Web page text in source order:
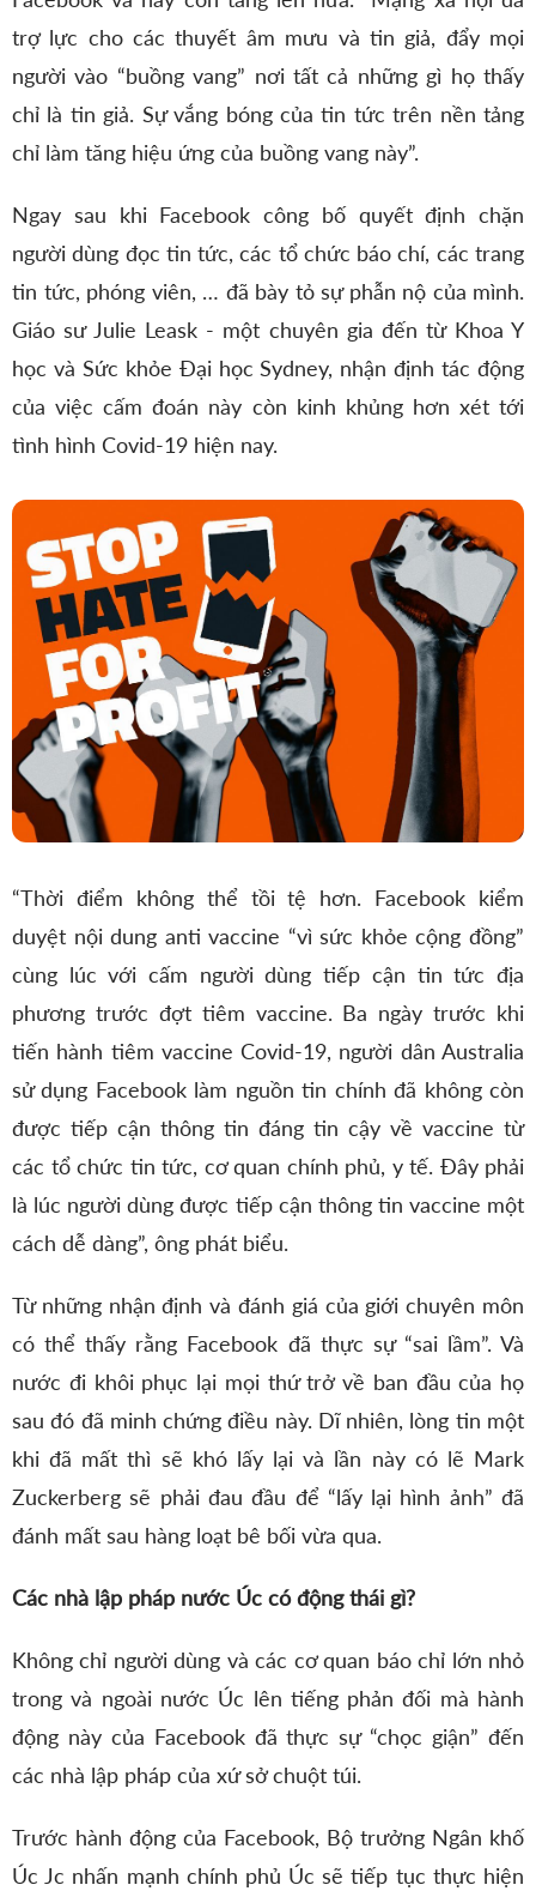
trợ lực cho các thuyết âm mưu và tin giả, đẩy mọi
người vào “buồng vang” nơi tất cả những gì họ thấy
chỉ là tin giả. Sự vắng bóng của tin tức trên nền tảng
chỉ làm tăng hiệu ứng của buồng vang này”.
Ngay sau khi Facebook công bố quyết định chặn
người dùng đọc tin tức, các tổ chức báo chí, các trang
tin tức, phóng viên, … đã bày tỏ sự phẫn nộ của mình.
Giáo sư Julie Leask - một chuyên gia đến từ Khoa Y
học và Sức khỏe Đại học Sydney, nhận định tác động
của việc cấm đoán này còn kinh khủng hơn xét tới
tình hình Covid-19 hiện nay.
“Thời điểm không thể tồi tệ hơn. Facebook kiểm
duyệt nội dung anti vaccine “vì sức khỏe cộng đồng”
cùng lúc với cấm người dùng tiếp cận tin tức địa
phương trước đợt tiêm vaccine. Ba ngày trước khi
tiến hành tiêm vaccine Covid-19, người dân Australia
sử dụng Facebook làm nguồn tin chính đã không còn
được tiếp cận thông tin đáng tin cậy về vaccine từ
các tổ chức tin tức, cơ quan chính phủ, y tế. Đây phải
là lúc người dùng được tiếp cận thông tin vaccine một
cách dễ dàng”, ông phát biểu.
Từ những nhận định và đánh giá của giới chuyên môn
có thể thấy rằng Facebook đã thực sự “sai lầm”. Và
nước đi khôi phục lại mọi thứ trở về ban đầu của họ
sau đó đã minh chứng điều này. Dĩ nhiên, lòng tin một
khi đã mất thì sẽ khó lấy lại và lần này có lẽ Mark
Zuckerberg sẽ phải đau đầu để “lấy lại hình ảnh” đã
đánh mất sau hàng loạt bê bối vừa qua.
Các nhà lập pháp nước Úc có động thái gì?
Không chỉ người dùng và các cơ quan báo chỉ lớn nhỏ
trong và ngoài nước Úc lên tiếng phản đối mà hành
động này của Facebook đã thực sự “chọc giận” đến
các nhà lập pháp của xứ sở chuột túi.
Trước hành động của Facebook, Bộ trưởng Ngân khố
Úc Jc nhấn mạnh chính phủ Úc sẽ tiếp tục thực hiện